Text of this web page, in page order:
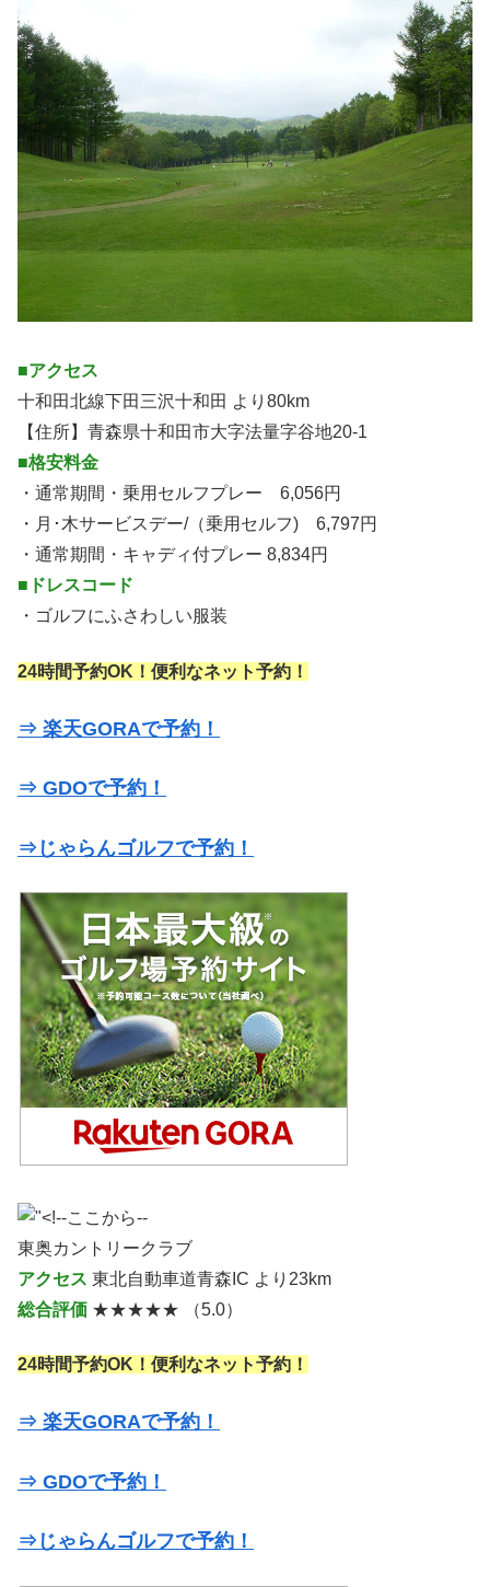
■アクセス
十和田北線下田三沢十和田 より80km
【住所】青森県十和田市大字法量字谷地20-1
■格安料金
・通常期間・乗用セルフプレー 6,056円
・月･木サービスデー/（乗用セルフ) 6,797円
・通常期間・キャディ付プレー 8,834円
■ドレスコード
・ゴルフにふさわしい服装
24時間予約OK！便利なネット予約！
⇒ 楽天GORAで予約！
⇒ GDOで予約！
⇒じゃらんゴルフで予約！
東奥カントリークラブ
アクセス 東北自動車道青森IC より23km
総合評価 ★★★★★ （5.0）
24時間予約OK！便利なネット予約！
⇒ 楽天GORAで予約！
⇒ GDOで予約！
⇒じゃらんゴルフで予約！